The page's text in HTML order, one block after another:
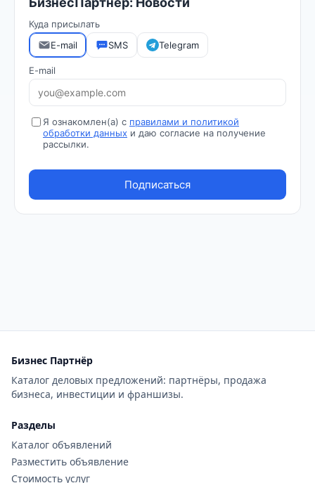
Бизнес Партнёр
Каталог деловых предложений: партнёры, продажа
бизнеса, инвестиции и франшизы.
Разделы
Каталог объявлений
Разместить объявление
Стоимость услуг